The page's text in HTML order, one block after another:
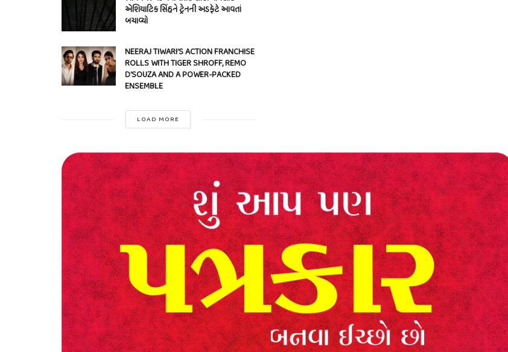
એશિયાટિક સિંહને ટ્રેનની અડફેટે આવતાં
બચાવ્યો
NEERAJ TIWARI’S ACTION FRANCHISE
ROLLS WITH TIGER SHROFF, REMO
D’SOUZA AND A POWER-PACKED
ENSEMBLE
LOAD MORE